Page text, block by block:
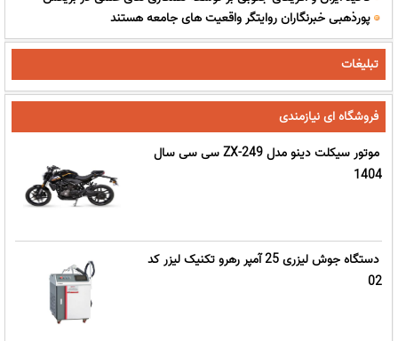
پورذهبی خبرنگاران روایتگر واقعیت های جامعه هستند
تبلیغات
فروشگاه ای نیازمندی
موتور سیکلت دینو مدل ZX-249 سی سی سال
1404
دستگاه جوش لیزری 25 آمپر رهرو تکنیک لیزر کد
02